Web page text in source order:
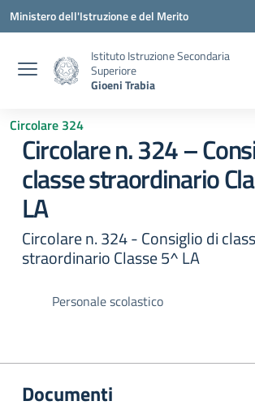
Vai ai contenuti
Vai al menu di navigazione
Vai al footer
Ministero dell'Istruzione e del Merito
Istituto Istruzione Secondaria
Superiore
Gioeni Trabia
Circolare 324
Circolare n. 324 –
classe straordinario
LA
Circolare n. 324 - Consiglio di
straordinario Classe 5^ LA
Personale scolastico
Documenti